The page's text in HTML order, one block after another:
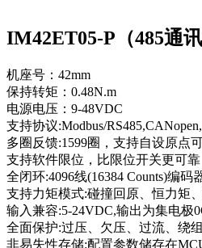
IM42ET05-P（485通
机座号：42mm
保持转矩：0.48N.m
电源电压：9-48VDC
支持协议:Modbus/
多圈反馈:1599圈，支持自设原点
支持软件限位，比限位开关更可靠
全闭环:4096线(16384 Counts)编码
支持力矩模式:碰撞回原、恒力矩
输入兼容:5-24VDC,输出为集电极
全面保护:过压、欠压、过流、绕
非易失性存储:配置参数储存在